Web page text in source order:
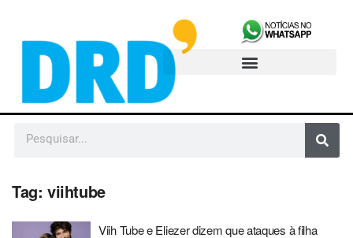
Tag: viihtube
Viih Tube e Eliezer dizem que ataques à filha